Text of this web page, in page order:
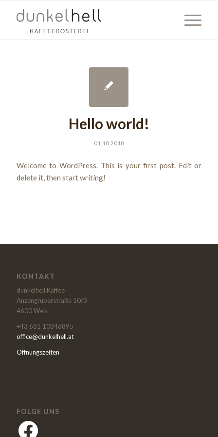
Hello world!
01.10.2018
Welcome to WordPress. This is your first post. Edit or
delete it, then start writing!
KONTAKT
dunkelhell Kaffee
Anzengruberstraße 10/3
4600 Wels
+43 681 10846895
office@dunkelhell.at
Öffnungszeiten
FOLGE UNS